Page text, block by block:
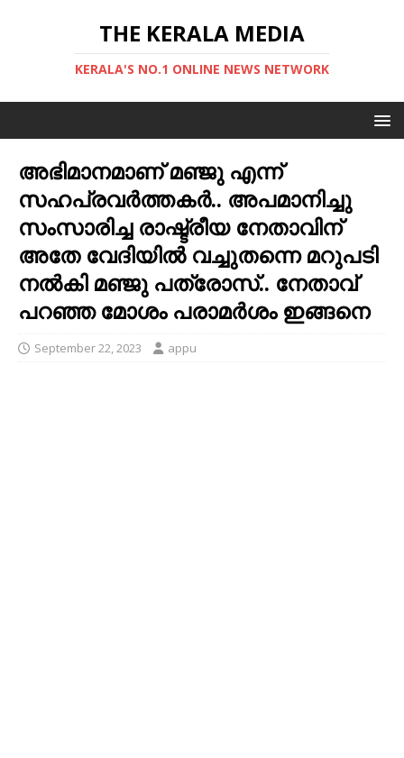
THE KERALA MEDIA
KERALA'S NO.1 ONLINE NEWS NETWORK
അഭിമാനമാണ് മഞ്ജു എന്ന്
സഹപ്രവർത്തകർ.. അപമാനിച്ചു
സംസാരിച്ച രാഷ്ട്രീയ നേതാവിന്
അതേ വേദിയിൽ വച്ചുതന്നെ മറുപടി
നൽകി മഞ്ജു പത്രോസ്.. നേതാവ്
പറഞ്ഞ മോശം പരാമർശം ഇങ്ങനെ
September 22, 2023 appu